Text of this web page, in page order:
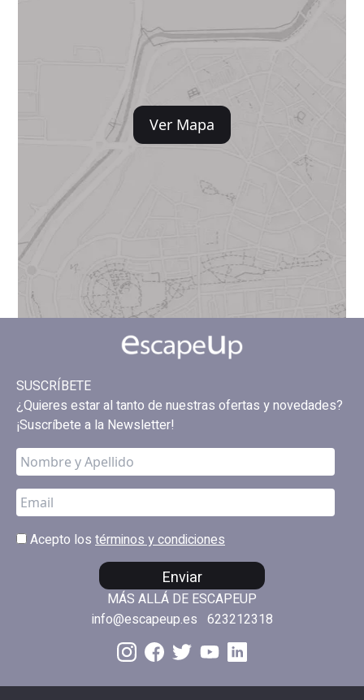
Ver Mapa
SUSCRÍBETE
¿Quieres estar al tanto de nuestras ofertas y novedades?
¡Suscríbete a la Newsletter!
Acepto los términos y condiciones
Enviar
MÁS ALLÁ DE ESCAPEUP
info@escapeup.es 623212318